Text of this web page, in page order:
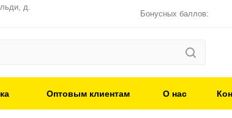
д.
Бонусных баллов:
Оптовым клиентам О нас